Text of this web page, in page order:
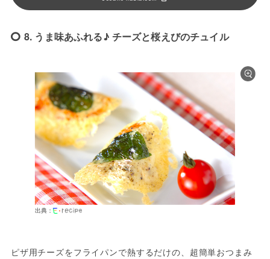
8. うま味あふれる♪ チーズと桜えびのチュイル
出典：
ピザ用チーズをフライパンで熱するだけの、超簡単おつまみ